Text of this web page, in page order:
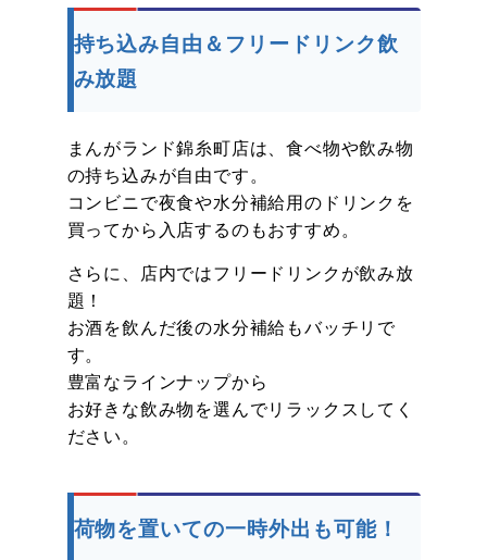
持ち込み自由＆フリードリンク飲
み放題
まんがランド錦糸町店は、食べ物や飲み物
の持ち込みが自由です。
コンビニで夜食や水分補給用のドリンクを
買ってから入店するのもおすすめ。
さらに、店内ではフリードリンクが飲み放
題！
お酒を飲んだ後の水分補給もバッチリで
す。
豊富なラインナップから
お好きな飲み物を選んでリラックスしてく
ださい。
荷物を置いての一時外出も可能！